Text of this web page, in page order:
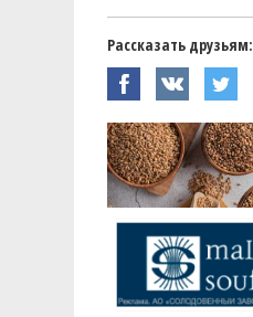
Рассказать друзьям: